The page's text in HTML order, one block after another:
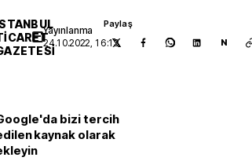
Yayınlanma
24.10.2022, 16:13
Paylaş
N
bizi tercih
kaynak olarak